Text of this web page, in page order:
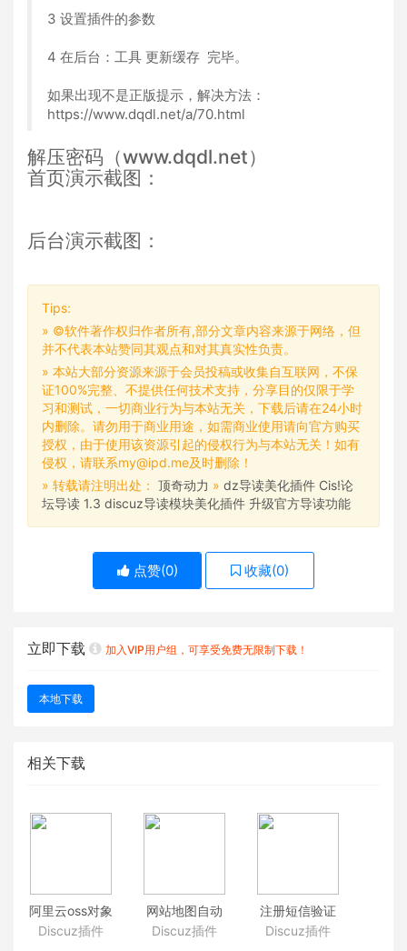
3 设置插件的参数
4 在后台：工具 更新缓存 完毕。
如果出现不是正版提示，解决方法：
https://www.dqdl.net/a/70.html
解压密码（www.dqdl.net）
首页演示截图：
后台演示截图：
Tips:
» ©软件著作权归作者所有,部分文章内容来源于网络，但
并不代表本站赞同其观点和对其真实性负责。
» 本站大部分资源来源于会员投稿或收集自互联网，不保
证100%完整、不提供任何技术支持，分享目的仅限于学
习和测试，一切商业行为与本站无关，下载后请在24小时
内删除。请勿用于商业用途，如需商业使用请向官方购买
授权，由于使用该资源引起的侵权行为与本站无关！如有
侵权，请联系my@ipd.me及时删除！
» 转载请注明出处： 顶奇动力 » dz导读美化插件 Cis!论
坛导读 1.3 discuz导读模块美化插件 升级官方导读功能
点赞(0) 收藏(0)
立即下载 加入VIP用户组，可享受免费无限制下载！
本地下载
相关下载
阿里云oss对象
存储插件
Discuz插件
网站地图自动
生成插件
Discuz插件
注册短信验证
插件 discuz开
Discuz插件